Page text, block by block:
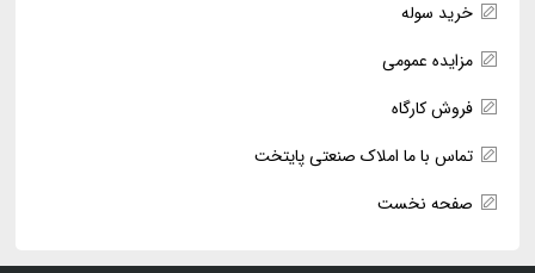
خرید سوله
مزایده عمومی
فروش کارگاه
تماس با ما املاک صنعتی پایتخت
صفحه نخست